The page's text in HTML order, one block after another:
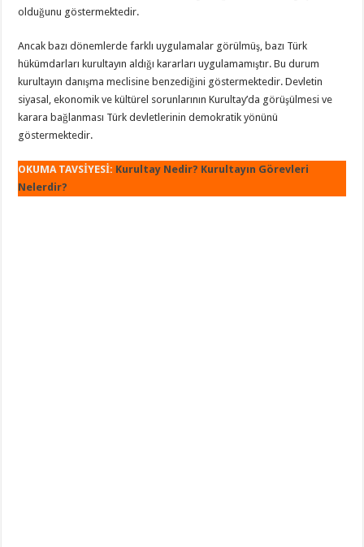
olduğunu göstermektedir.
Ancak bazı dönemlerde farklı uygulamalar görülmüş, bazı Türk
hükümdarları kurultayın aldığı kararları uygulamamıştır. Bu durum
kurultayın danışma meclisine benzediğini göstermektedir. Devletin
siyasal, ekonomik ve kültürel sorunlarının Kurultay’da görüşülmesi ve
karara bağlanması Türk devletlerinin demokratik yönünü
göstermektedir.
OKUMA TAVSİYESİ: Kurultay Nedir? Kurultayın Görevleri
Nelerdir?